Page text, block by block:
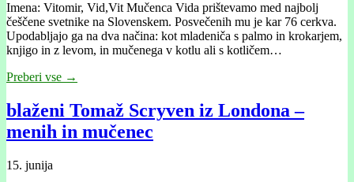
Imena: Vitomir, Vid,Vit Mučenca Vida prištevamo med najbolj
češčene svetnike na Slovenskem. Posvečenih mu je kar 76 cerkva.
Upodabljajo ga na dva načina: kot mladeniča s palmo in krokarjem,
knjigo in z levom, in mučenega v kotlu ali s kotličem…
Preberi vse →
blaženi Tomaž Scryven iz Londona –
menih in mučenec
15. junija